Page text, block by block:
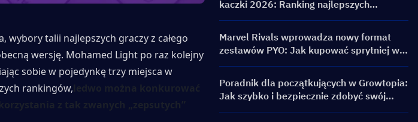
wybory talii najlepszych graczy z całego
wersję. Mohamed Light po raz kolejny
sobie w pojedynkę trzy miejsca w
rankingów,
kaczki 2026: Ranking najlepszych
umiejętności i przewodnik po buildach
Marvel Rivals wprowadza nowy format
zestawów PYO: Jak kupować sprytniej w
aktualizacji sklepu sezonu 9.5
Poradnik dla początkujących w Growtopia:
Jak szybko i bezpiecznie zdobyć swój
pierwszy World Lock